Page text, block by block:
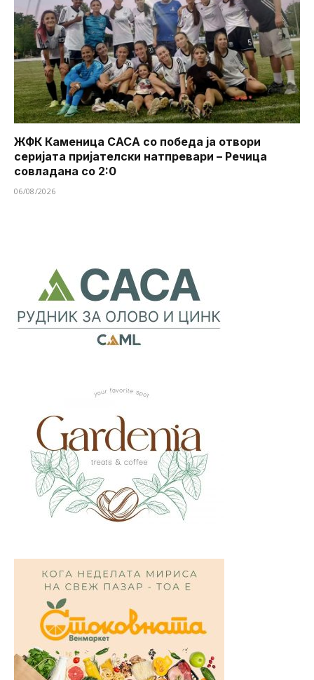
ЖФК Каменица САСА со победа ја отвори
серијата пријателски натпревари – Речица
совладана со 2:0
06/08/2026